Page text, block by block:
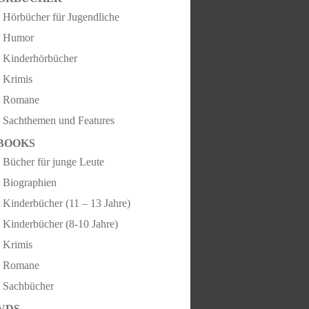
Hörbücher für Jugendliche
Humor
Kinderhörbücher
Krimis
Romane
Sachthemen und Features
Bücher für junge Leute
Biographien
Kinderbücher (11 – 13 Jahre)
Kinderbücher (8-10 Jahre)
Krimis
Romane
Sachbücher